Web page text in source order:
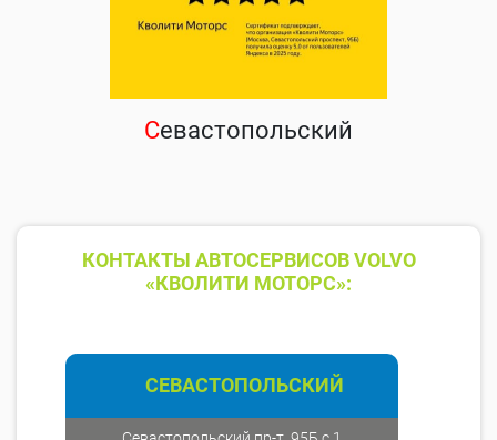
Севастопольский
КОНТАКТЫ АВТОСЕРВИСОВ VOLVO
«КВОЛИТИ МОТОРС»:
СЕВАСТОПОЛЬСКИЙ